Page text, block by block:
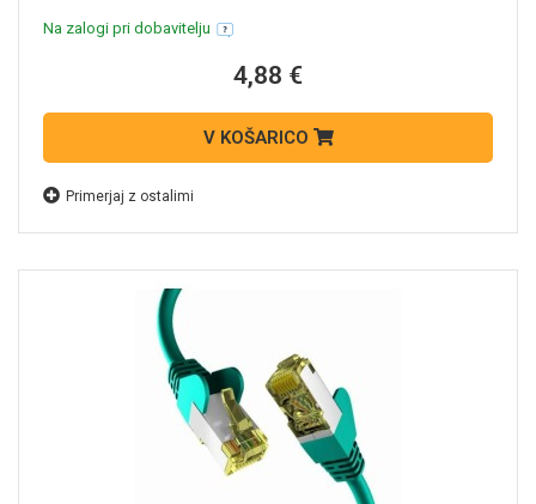
Na zalogi pri dobavitelju
4,88 €
V KOŠARICO
Primerjaj z ostalimi